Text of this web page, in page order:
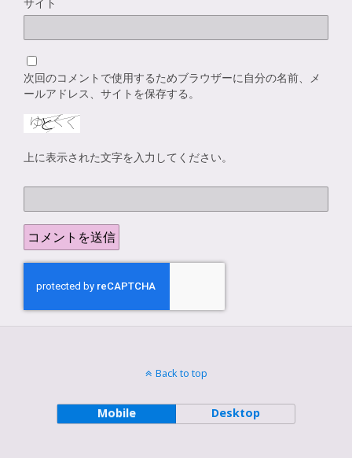
次回のコメントで使用するためブラウザーに自分の名前、メ
ールアドレス、サイトを保存する。
上に表示された文字を入力してください。
Back to top
Mobile Desktop